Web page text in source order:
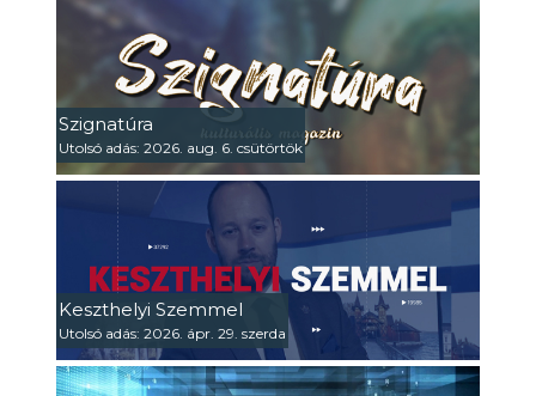
Szignatúra
Utolsó adás: 2026. aug. 6. csütörtök
Keszthelyi Szemmel
Utolsó adás: 2026. ápr. 29. szerda